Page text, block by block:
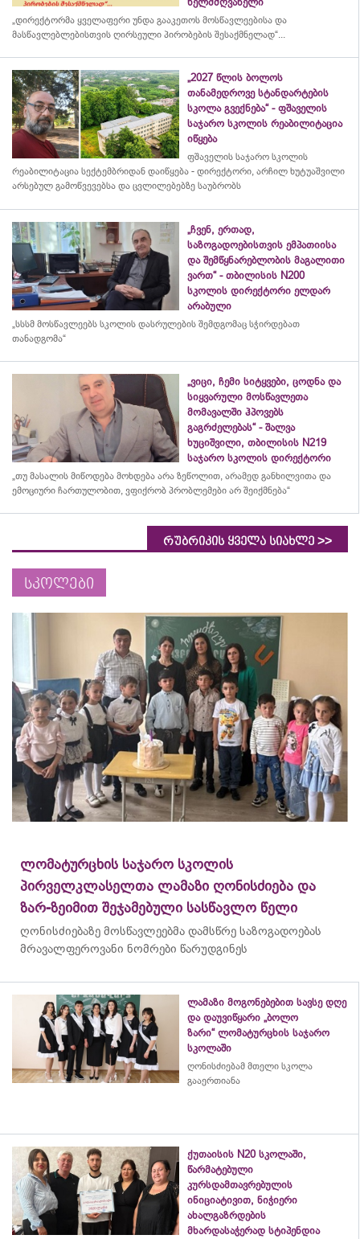
„დირექტორმა ყველაფერი უნდა გააკეთოს მოსწავლეებისა და
მასწავლებლებისთვის ღირსეული პირობების შესაქმნელად“...
„2027 წლის ბოლოს
თანამედროვე სტანდარტების
სკოლა გვექნება“ - ფშაველის
საჯარო სკოლის რეაბილიტაცია
იწყება
ფშაველის საჯარო სკოლის
რეაბილიტაცია სექტემბრიდან დაიწყება - დირექტორი, არჩილ ხუტუაშვილი
არსებულ გამოწვევებსა და ცვლილებებზე საუბრობს
„ჩვენ, ერთად,
საზოგადოებისთვის ემპათიისა
და შემწყნარებლობის მაგალითი
ვართ“ - თბილისის N200
სკოლის დირექტორი ელდარ
არაბული
„სსსმ მოსწავლეებს სკოლის დასრულების შემდგომაც სჭირდებათ
თანადგომა“
„ვიცი, ჩემი სიტყვები, ცოდნა და
სიყვარული მოსწავლეთა
მომავალში ჰპოვებს
გაგრძელებას“ - შალვა
ხუციშვილი, თბილისის N219
საჯარო სკოლის დირექტორი
„თუ მასალის მიწოდება მოხდება არა ზეწოლით, არამედ განხილვითა და
ემოციური ჩართულობით, ვფიქრობ პრობლემები არ შეიქმნება“
რუბრიკის ყველა სიახლე >>
სკოლები
ლომატურცხის საჯარო სკოლის
პირველკლასელთა ლამაზი ღონისძიება და
ზარ-ზეიმით შეჯამებული სასწავლო წელი
ღონისძიებაზე მოსწავლეებმა დამსწრე საზოგადოებას
მრავალფეროვანი ნომრები წარუდგინეს
ლამაზი მოგონებებით სავსე დღე
და დაუვიწყარი „ბოლო
ზარი“ ლომატურცხის საჯარო
სკოლაში
ღონისძიებამ მთელი სკოლა
გააერთიანა
ქუთაისის N20 სკოლაში,
წარმატებული
კურსდამთავრებულის
ინიციატივით, ნიჭიერი
ახალგაზრდების
მხარდასაჭერად სტიპენდია